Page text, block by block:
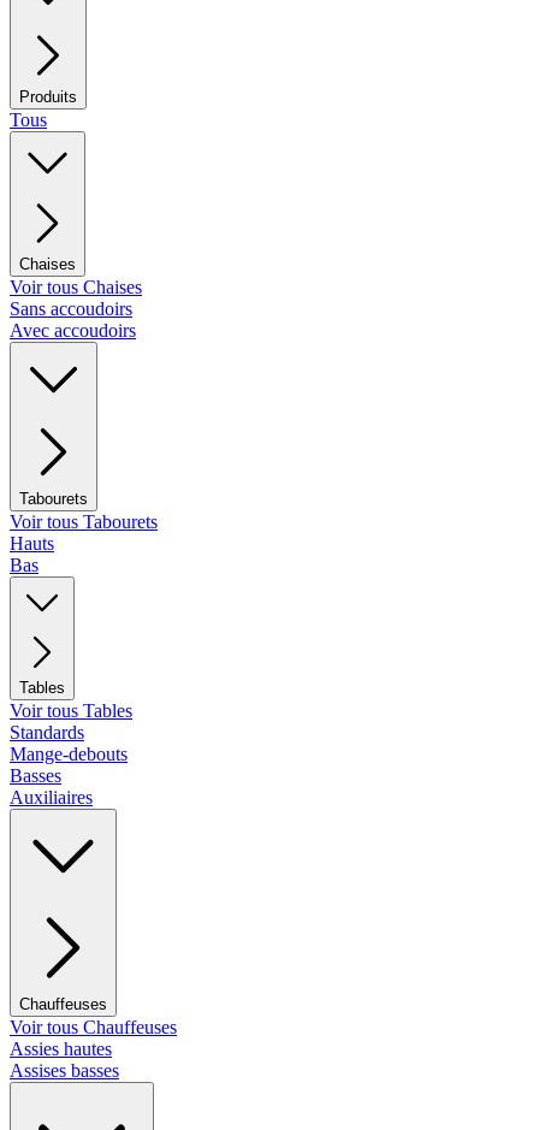
Produits
Tous
Chaises
Voir tous Chaises
Sans accoudoirs
Avec accoudoirs
Tabourets
Voir tous Tabourets
Hauts
Bas
Tables
Voir tous Tables
Standards
Mange-debouts
Basses
Auxiliaires
Chauffeuses
Voir tous Chauffeuses
Assies hautes
Assises basses